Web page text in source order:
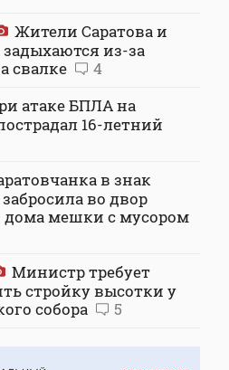
Жители Саратова и
задыхаются из-за
свалке
4
атаке БПЛА на
16-летний
в знак
во двор
дома мешки с мусором
Министр требует
стройку высотки у
собора
5